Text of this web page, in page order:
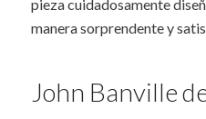
pieza cuidadosamente
manera sorprendente y
John Banville